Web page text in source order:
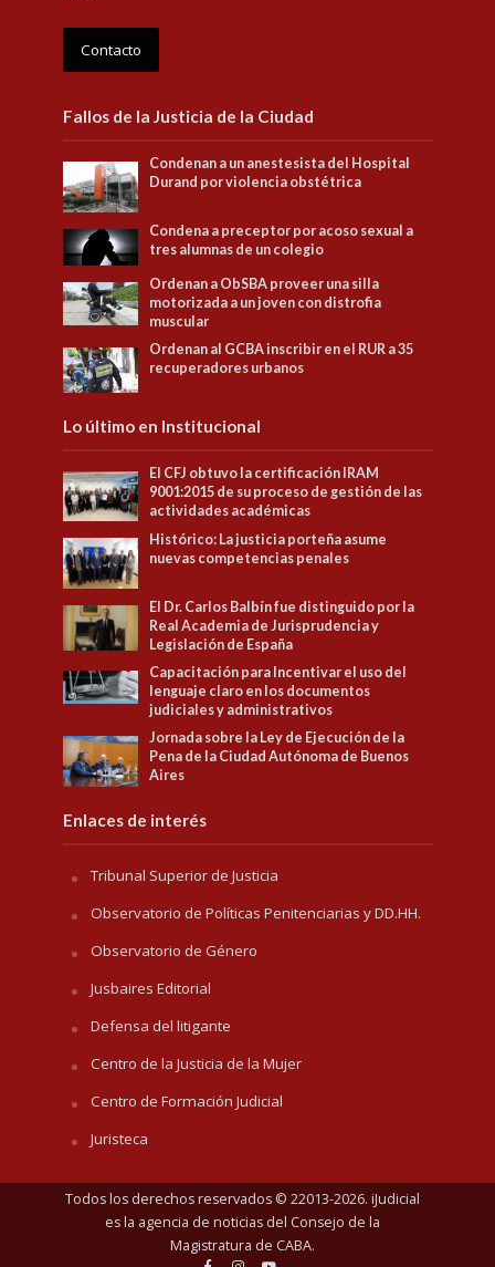
Contacto
Fallos de la Justicia de la Ciudad
Condenan a un anestesista del Hospital
Durand por violencia obstétrica
Condena a preceptor por acoso sexual a
tres alumnas de un colegio
Ordenan a ObSBA proveer una silla
motorizada a un joven con distrofia
muscular
Ordenan al GCBA inscribir en el RUR a 35
recuperadores urbanos
Lo último en Institucional
El CFJ obtuvo la certificación IRAM
9001:2015 de su proceso de gestión de las
actividades académicas
Histórico: La justicia porteña asume
nuevas competencias penales
El Dr. Carlos Balbín fue distinguido por la
Real Academia de Jurisprudencia y
Legislación de España
Capacitación para Incentivar el uso del
lenguaje claro en los documentos
judiciales y administrativos
Jornada sobre la Ley de Ejecución de la
Pena de la Ciudad Autónoma de Buenos
Aires
Enlaces de interés
Tribunal Superior de Justicia
Observatorio de Políticas Penitenciarias y DD.HH.
Observatorio de Género
Jusbaires Editorial
Defensa del litigante
Centro de la Justicia de la Mujer
Centro de Formación Judicial
Juristeca
Todos los derechos reservados © 22013-2026. iJudicial
es la agencia de noticias del Consejo de la
Magistratura de CABA.